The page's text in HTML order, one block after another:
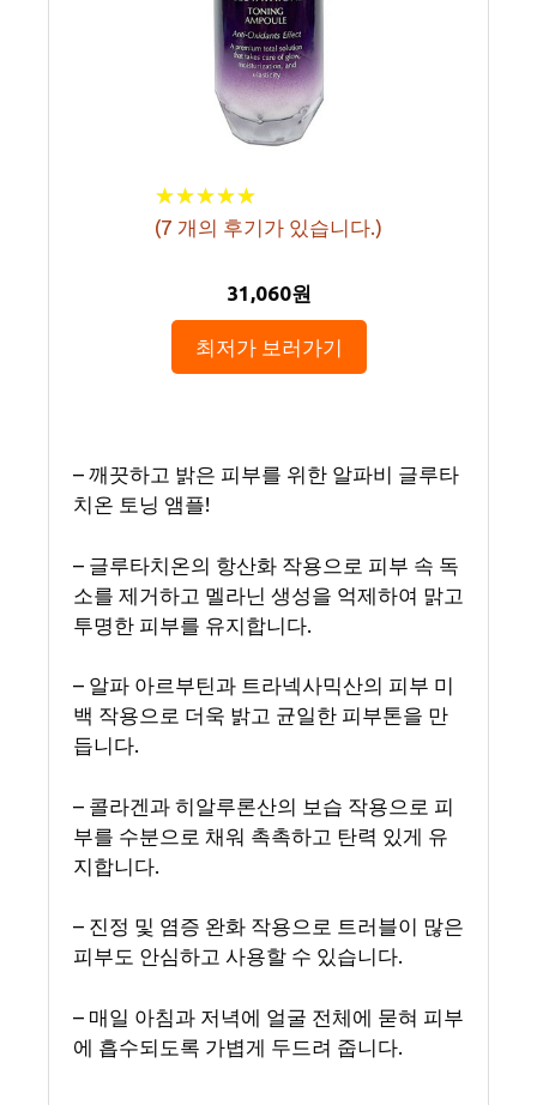
★★★★★
★★★★★
(7 개의 후기가 있습니다.)
31,060원
최저가 보러가기
– 깨끗하고 밝은 피부를 위한 알파비 글루타
치온 토닝 앰플!
– 글루타치온의 항산화 작용으로 피부 속 독
소를 제거하고 멜라닌 생성을 억제하여 맑고
투명한 피부를 유지합니다.
– 알파 아르부틴과 트라넥사믹산의 피부 미
백 작용으로 더욱 밝고 균일한 피부톤을 만
듭니다.
– 콜라겐과 히알루론산의 보습 작용으로 피
부를 수분으로 채워 촉촉하고 탄력 있게 유
지합니다.
– 진정 및 염증 완화 작용으로 트러블이 많은
피부도 안심하고 사용할 수 있습니다.
– 매일 아침과 저녁에 얼굴 전체에 묻혀 피부
에 흡수되도록 가볍게 두드려 줍니다.